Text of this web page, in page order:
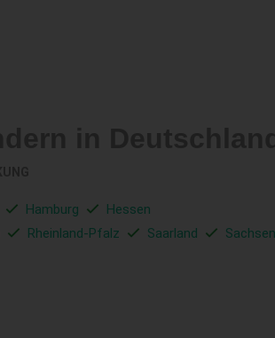
Hamburg
Hessen
Rheinland-Pfalz Saarland
Sachsen